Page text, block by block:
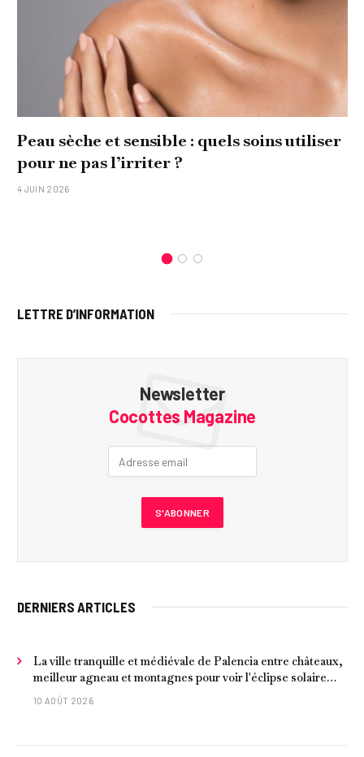
Peau sèche et sensible : quels soins utiliser
pour ne pas l’irriter ?
4 JUIN 2026
LETTRE D’INFORMATION
Newsletter
Cocottes Magazine
DERNIERS ARTICLES
La ville tranquille et médiévale de Palencia entre châteaux,
meilleur agneau et montagnes pour voir l'éclipse solaire
10 AOÛT 2026